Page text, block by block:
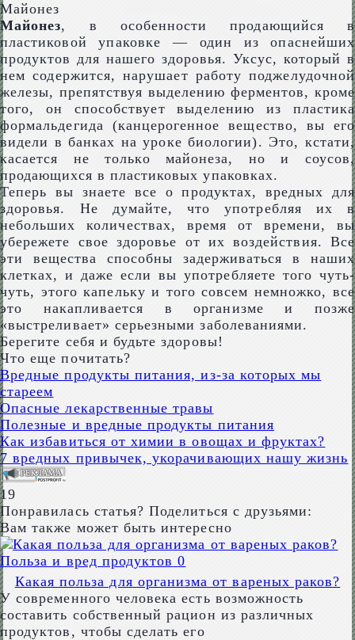
Майонез
Майонез, в особенности продающийся в
пластиковой упаковке — один из опаснейших
продуктов для нашего здоровья. Уксус, который в
нем содержится, нарушает работу поджелудочной
железы, препятствуя выделению ферментов, кроме
того, он способствует выделению из пластика
формальдегида (канцерогенное вещество, вы его
видели в банках на уроке биологии). Это, кстати,
касается не только майонеза, но и соусов,
продающихся в пластиковых упаковках.
Теперь вы знаете все о продуктах, вредных для
здоровья. Не думайте, что употребляя их в
небольших количествах, время от времени, вы
убережете свое здоровье от их воздействия. Все
эти вещества способны задерживаться в наших
клетках, и даже если вы употребляете того чуть-
чуть, этого капельку и того совсем немножко, все
это накапливается в организме и позже
«выстреливает» серьезными заболеваниями.
Берегите себя и будьте здоровы!
Что еще почитать?
Вредные продукты питания, из-за которых мы
стареем
Опасные лекарственные травы
Полезные и вредные продукты питания
Как избавиться от химии в овощах и фруктах?
7 вредных привычек, укорачивающих нашу жизнь
19
Понравилась статья? Поделиться с друзьями:
Вам также может быть интересно
Польза и вред продуктов 0
Какая польза для организма от вареных раков?
У современного человека есть возможность
составить собственный рацион из различных
продуктов, чтобы сделать его